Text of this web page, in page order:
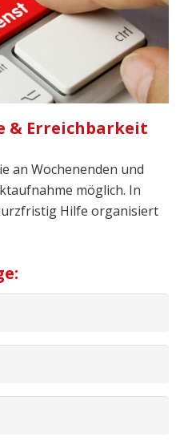
& Erreichbarkeit
an Wochenenden und
möglich. In
Hilfe organisiert